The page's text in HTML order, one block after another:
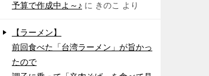
予算で作成中よ～♪ に きのこ より
【ラーメン】
前回食べた「台湾ラーメン」が旨かっ
たので